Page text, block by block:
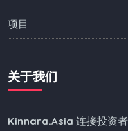
项目
关于我们
Kinnara.Asia 连接投资